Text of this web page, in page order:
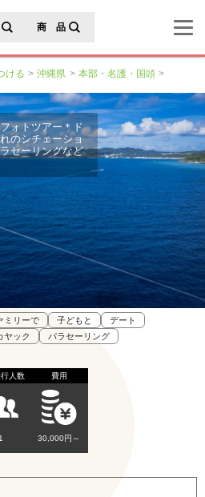
商 品
ける 沖縄県 本部・名護・国頭
ォトツアー＊ド
のシチェーショ
セーリングなど
ミリーで 子どもと
デート
ヤック
パラセーリング
人数
1
費用
30,000円～